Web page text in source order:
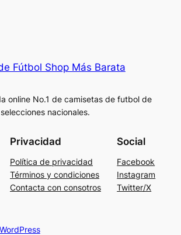
Fútbol Shop Más Barata
online No.1 de camisetas de futbol de
nacionales.
Privacidad
Política de privacidad
Términos y condiciones
Contacta con consotros
Social
Facebook
Instagram
Twitter/X
WordPress